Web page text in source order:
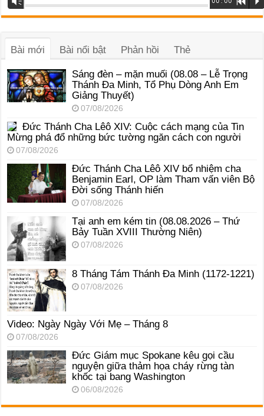
phát
âm
Bài mới Bài nổi bật Phản hồi Thẻ
Sáng đèn – mặn muối (08.08 – Lễ Trọng
Thánh Đa Minh, Tổ Phụ Dòng Anh Em
Giảng Thuyết)
07/08/2026
Đức Thánh Cha Lêô XIV: Cuộc cách mạng của Tin
Mừng phá đổ những bức tường ngăn cách con người
07/08/2026
Đức Thánh Cha Lêô XIV bổ nhiệm cha
Benjamin Earl, OP làm Tham vấn viên Bộ
Đời sống Thánh hiến
07/08/2026
Tại anh em kém tin (08.08.2026 – Thứ
Bảy Tuần XVIII Thường Niên)
07/08/2026
8 Tháng Tám Thánh Ða Minh (1172-1221)
07/08/2026
Video: Ngày Ngày Với Mẹ – Tháng 8
07/08/2026
Đức Giám mục Spokane kêu gọi cầu
nguyện giữa thảm họa cháy rừng tàn
khốc tại bang Washington
06/08/2026